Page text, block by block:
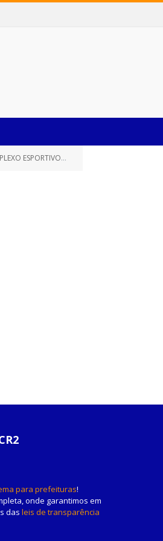
DE CASTANHAL/PARÁ)
para prefeituras!
onde garantimos em
das leis de transparência